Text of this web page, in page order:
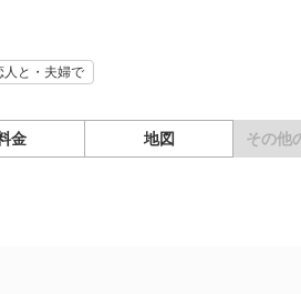
人と・夫婦で
金 地図 その他